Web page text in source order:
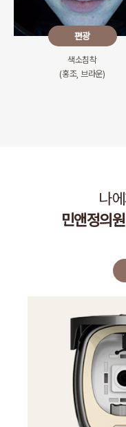
편광
색소침착
(홍조, 브라운)
나
민앤정의